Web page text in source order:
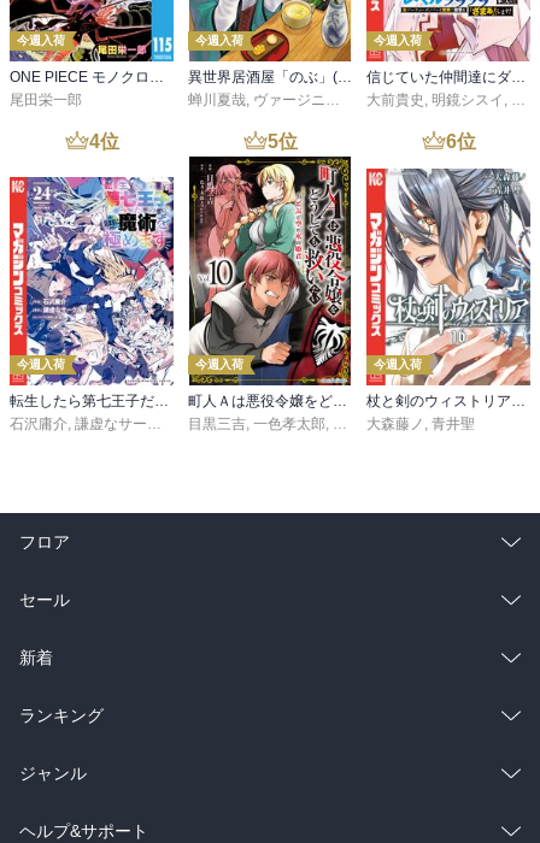
今週入荷
ONE PIECE モノクロ版 115
尾田栄一郎
今週入荷
異世界居酒屋「のぶ」(22)
蝉川夏哉, ヴァージニア二等兵 ,転
今週入荷
信じていた仲間達にダンジョン奥地で殺されかけたがギフト『無限ガチャ』でレベル９９９９の仲間達を手に入れて元パーティーメンバーと世界に復讐＆『ざまぁ！』します！（２３）
大前貴史 , 明鏡シスイ , ｔ
4位
今週入荷
転生したら第七王子だったので、気ままに魔術を極めます（２４）
石沢庸介, 謙虚なサークル メル。
5位
今週入荷
町人Ａは悪役令嬢をどうしても救いたい ～どぶと空と氷の姫君～１０【電子書店共通特典イラスト付】
目黒三吉, 一色孝太郎, Parum
6位
今週入荷
杖と剣のウィストリア（１６）
大森藤ノ , 青井聖
フロア
総合
ラノベ
雑誌・グラビア
BL・TL
セール
総合
ラノベ
雑誌・グラビア
BL・TL
新着
総合
ラノベ
雑誌・グラビア
ランキング
総合
ラノベ
ジャンル
コミック
ヘルプ&サポート